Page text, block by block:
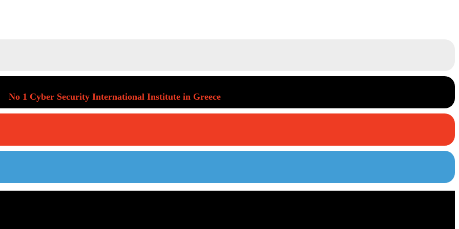
No 1 Cyber Security International Institute in Greece